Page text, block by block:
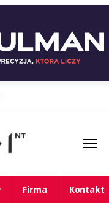
Firma Kontakt